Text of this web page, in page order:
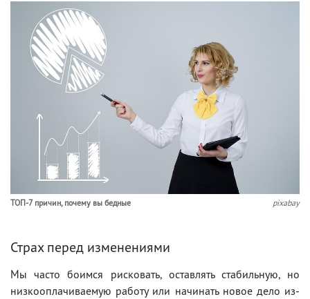
ТОП-7 причин, почему вы бедные pixabay
Страх перед изменениями
Мы часто боимся рисковать, оставлять стабильную, но
низкооплачиваемую работу или начинать новое дело из-